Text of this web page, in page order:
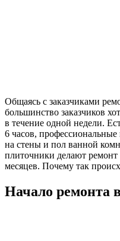
Общаясь с заказчиками
большинство заказчиков
в течение одной недели.
6 часов,
на стены и пол ванной
плиточники делают ремонт
месяцев. Почему так
Начало ремонта